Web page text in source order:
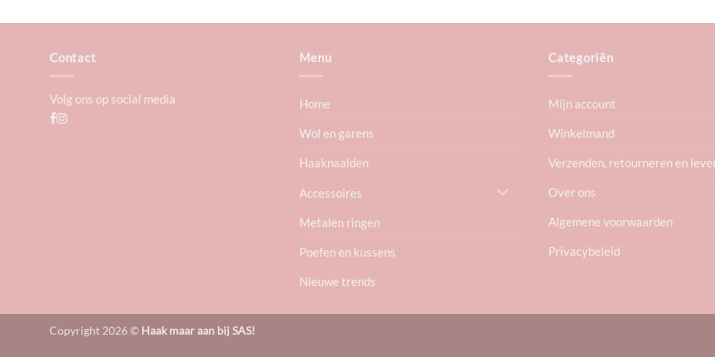
Contact
Volg ons op social media
Menu
Home
Wol en garens
Haaknaalden
Accessoires
Metalen ringen
Poefen en kussens
Nieuwe trends
Categoriën
Mijn account
Winkelmand
Verzenden, retourneren en
Over ons
Algemene voorwaarden
Privacybeleid
Copyright 2026 © Haak maar aan bij SAS!